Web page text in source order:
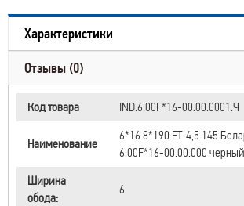
Характеристики
Отзывы (0)
Код товара IND.6.00F*16-00.00.0001.Ч
Наименование
6*16 8*190 ET-4,5 145
6.00F*16-00.00.000 черный
Ширина
обода:
6